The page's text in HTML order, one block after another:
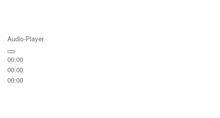
Audio-Player
00:00
00:00
00:00